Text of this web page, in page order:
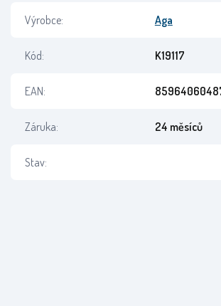
Výrobce: Aga
Kód: K19117
EAN:
Záruka: 24 měsíců
Stav: